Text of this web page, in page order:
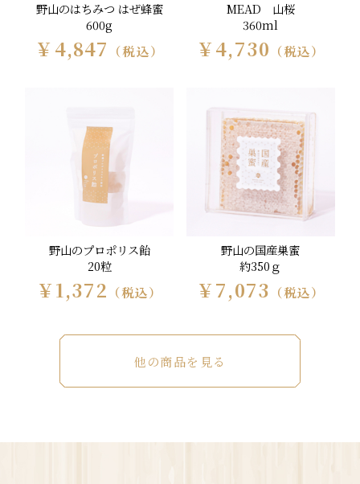
野山のはちみつ はぜ蜂蜜
600g
￥4,847 （税込）
MEAD 山桜
360ml
￥4,730 （税込）
野山のプロポリス飴
20粒
￥1,372 （税込）
野山の国産巣蜜
約350ｇ
￥7,073 （税込）
他の商品を見る